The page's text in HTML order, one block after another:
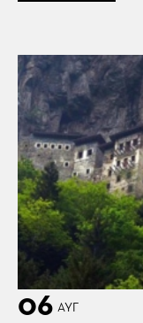
06 ΑΥΓ